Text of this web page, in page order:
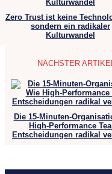
Zero Trust ist keine
sondern ein radikaler
Kulturwandel
NÄCHSTER ARTIKEL
Die 15-Minuten-
High-Performance
Entscheidungen radikal